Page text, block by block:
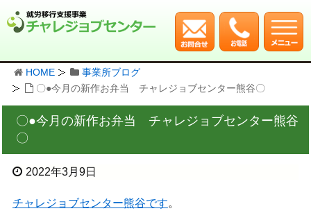
HOME
事業所ブログ
〇●今月の新作お弁当 チャレジョブセンター熊谷〇
〇●今月の新作お弁当 チャレジョブセンター熊谷
〇
2022年3月9日
チャレジョブセンター熊谷です。